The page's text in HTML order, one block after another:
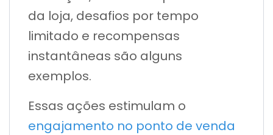
da loja, desafios por tempo
limitado e recompensas
instantâneas são alguns
exemplos.
Essas ações estimulam o
engajamento no ponto de venda